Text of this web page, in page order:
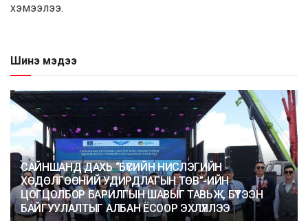
хэмээлээ.
Шинэ мэдээ
САЙНШАНД ДАХЬ “БҮСИЙН НИСЛЭГИЙН
ХӨДӨЛГӨӨНИЙ УДИРДЛАГЫН ТӨВ”-ИЙН
ЦОГЦОЛБОР БАРИЛГЫН ШАВЫГ ТАВЬЖ, БҮТЭЭН
БАЙГУУЛАЛТЫГ АЛБАН ЁСООР ЭХЛҮҮЛЛЭЭ